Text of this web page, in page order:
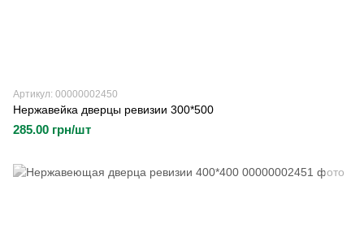
Артикул: 00000002450
Нержавейка дверцы ревизии 300*500
285.00 грн/шт